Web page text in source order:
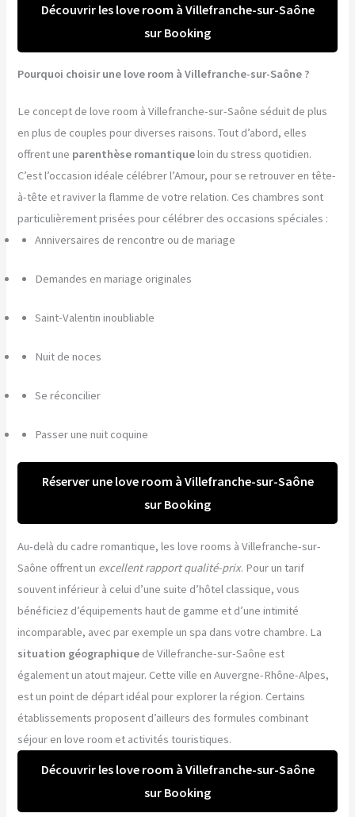
Découvrir les love room à Villefranche-sur-Saône
sur Booking
Pourquoi choisir une love room à Villefranche-sur-Saône ?
Le concept de love room à Villefranche-sur-Saône séduit de plus
en plus de couples pour diverses raisons. Tout d’abord, elles
offrent une parenthèse romantiqueloin du stress quotidien.
C’est l’occasion idéale célébrer l’Amour, pour se retrouver en tête-
à-tête et raviver la flamme de votre relation. Ces chambres sont
particulièrement prisées pour célébrer des occasions spéciales :
Anniversaires de rencontre ou de mariage
Demandes en mariage originales
Saint-Valentin inoubliable
Nuit de noces
Se réconcilier
Passer une nuit coquine
Réserver une love room à Villefranche-sur-Saône
sur Booking
Au-delà du cadre romantique, les love rooms à Villefranche-sur-
Saône offrent un excellent rapport qualité-prix. Pour un tarif
souvent inférieur à celui d’une suite d’hôtel classique, vous
bénéficiez d’équipements haut de gamme et d’une intimité
incomparable, avec par exemple un spa dans votre chambre. La
situation géographique de Villefranche-sur-Saône est
également un atout majeur. Cette ville en Auvergne-Rhône-Alpes,
est un point de départ idéal pour explorer la région. Certains
établissements proposent d’ailleurs des formules combinant
séjour en love room et activités touristiques.
Découvrir les love room à Villefranche-sur-Saône
sur Booking